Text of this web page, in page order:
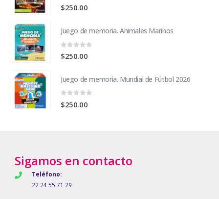
$250.00
Juego de memoria. Animales Marinos
$250.00
Juego de memoria. Mundial de Fútbol 2026
$250.00
Sigamos en contacto
Teléfono:
22 24 55 71 29